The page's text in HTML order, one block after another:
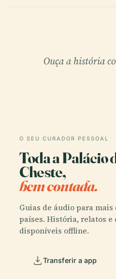
Ouça a história
O SEU CURADOR PESSOAL
Toda a Palácio
Cheste,
bem contada.
Guias de áudio para mais
países. História, relatos
disponíveis offline.
Transferir a app